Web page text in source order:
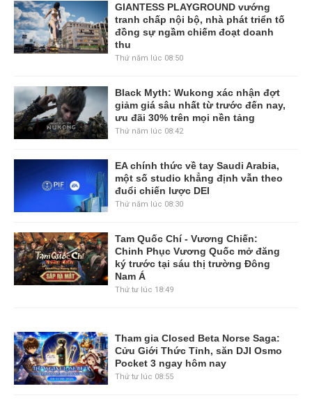
GIANTESS PLAYGROUND vướng
tranh chấp nội bộ, nhà phát triển tố
đồng sự ngầm chiếm đoạt doanh
thu
Thứ năm lúc 08:50
Black Myth: Wukong xác nhận đợt
giảm giá sâu nhất từ trước đến nay,
ưu đãi 30% trên mọi nền tảng
Thứ năm lúc 08:42
EA chính thức về tay Saudi Arabia,
một số studio khẳng định vẫn theo
đuổi chiến lược DEI
Thứ năm lúc 08:30
Tam Quốc Chí - Vương Chiến:
Chinh Phục Vương Quốc mở đăng
ký trước tại sáu thị trường Đông
Nam Á
Thứ tư lúc 18:49
Tham gia Closed Beta Norse Saga:
Cửu Giới Thức Tỉnh, săn DJI Osmo
Pocket 3 ngay hôm nay
Thứ tư lúc 08:55